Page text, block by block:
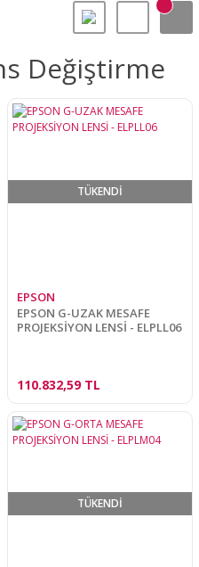
Değiştirme
TÜKENDİ
EPSON
EPSON G-UZAK MESAFE
PROJEKSİYON LENSİ - ELPLL06
110.832,59 TL
TÜKENDİ